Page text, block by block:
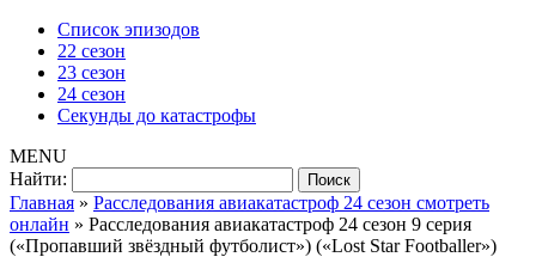
Список эпизодов
22 сезон
23 сезон
24 сезон
Секунды до катастрофы
MENU
Найти:
Главная » Расследования авиакатастроф 24 сезон смотреть
онлайн » Расследования авиакатастроф 24 сезон 9 серия
(«Пропавший звёздный футболист») («Lost Star Footballer»)